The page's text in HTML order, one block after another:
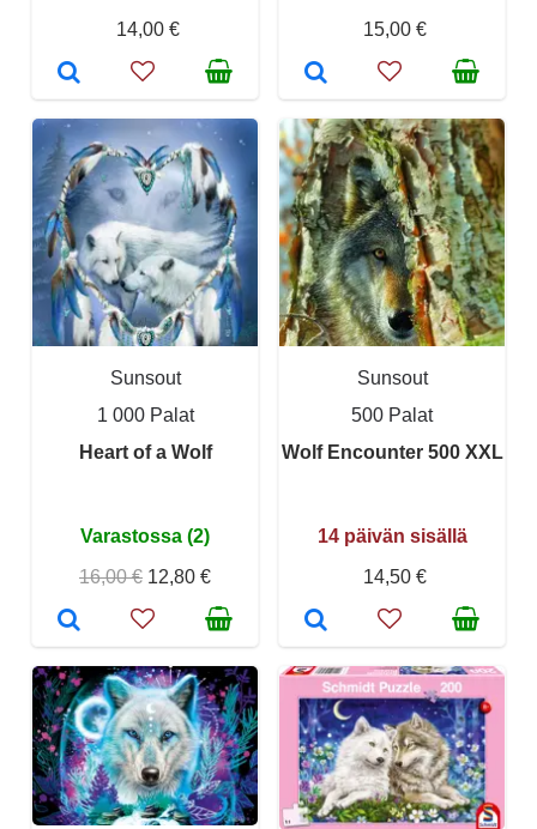
14,00 €
15,00 €
Sunsout
1 000 Palat
Heart of a Wolf
Varastossa (2)
16,00 € 12,80 €
Sunsout
500 Palat
Wolf Encounter 500 XXL
14 päivän sisällä
14,50 €